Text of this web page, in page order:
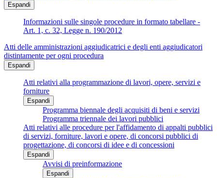
Espandi
Informazioni sulle singole procedure in formato tabellare -
Art. 1, c. 32, Legge n. 190/2012
Atti delle amministrazioni aggiudicatrici e degli enti aggiudicatori
distintamente per ogni procedura
Espandi
Atti relativi alla programmazione di lavori, opere, servizi e
forniture
Espandi
Programma biennale degli acquisiti di beni e servizi
Programma triennale dei lavori pubblici
Atti relativi alle procedure per l'affidamento di appalti pubblici
di servizi, forniture, lavori e opere, di concorsi pubblici di
progettazione, di concorsi di idee e di concessioni
Espandi
Avvisi di preinformazione
Espandi